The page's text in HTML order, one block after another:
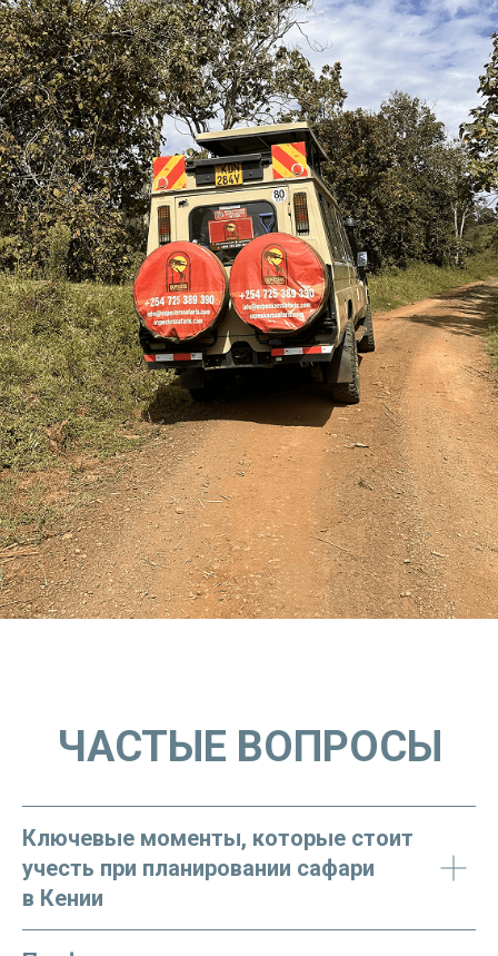
ЧАСТЫЕ ВОПРОСЫ
Ключевые моменты, которые стоит
учесть при планировании сафари
в Кении